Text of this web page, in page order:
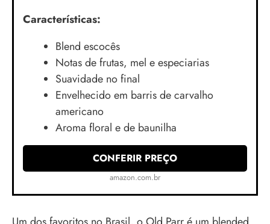
Características:
Blend escocês
Notas de frutas, mel e especiarias
Suavidade no final
Envelhecido em barris de carvalho
americano
Aroma floral e de baunilha
CONFERIR PREÇO
amazon.com.br